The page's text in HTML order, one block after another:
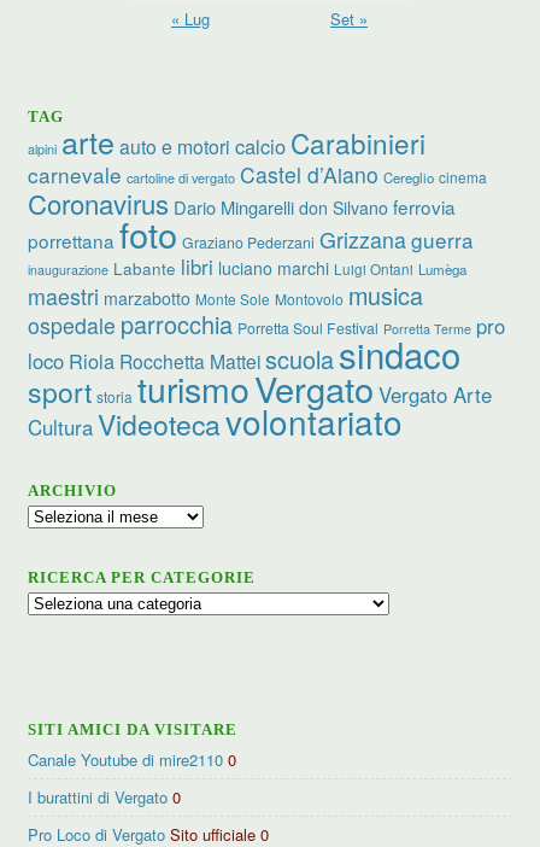
« Lug
Set »
TAG
alpini arte auto e motori calcio Carabinieri
carnevale cartoline di vergato Castel d’Aiano Cereglio cinema
Coronavirus Dario Mingarelli don Silvano ferrovia
porrettana foto Graziano Pederzani Grizzanaguerra
inaugurazione Labante libri luciano marchi Luigi Ontani Lumèga
maestri marzabotto Monte Sole Montovolo musica
ospedale parrocchia Porretta Soul Festival Porretta Terme pro
loco Riola Rocchetta Matteiscuolasindaco
sport storia turismoVergato Vergato Arte
CulturaVideotecavolontariato
ARCHIVIO
Archivio
RICERCA PER CATEGORIE
Ricerca
SITI AMICI DA VISITARE
Canale Youtube di mire2110 0
I burattini di Vergato 0
Pro Loco di Vergato Sito ufficiale 0